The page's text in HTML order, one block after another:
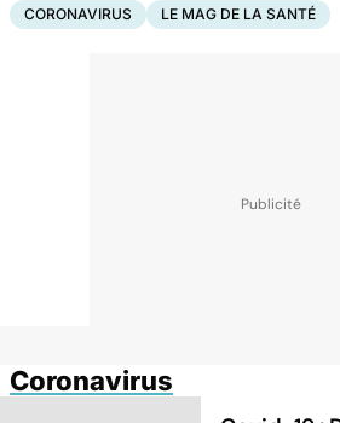
CORONAVIRUS LE MAG DE LA SANTÉ
Coronavirus